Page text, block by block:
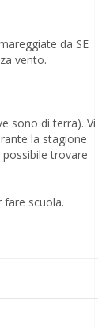
da SE
vento.
sono di terra). Vi
la stagione
trovare
scuola.